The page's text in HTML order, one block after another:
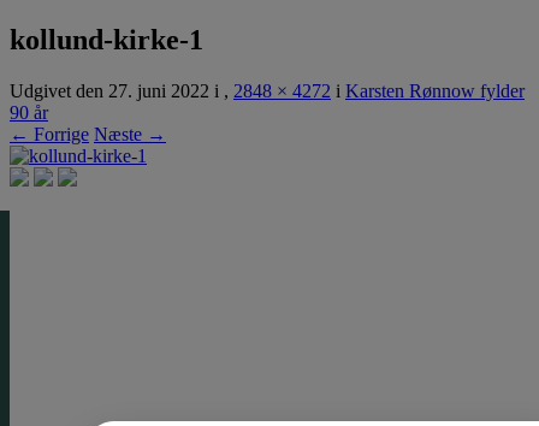
kollund-kirke-1
Udgivet den 27. juni 2022 i , 2848 × 4272 i Karsten Rønnow fylder
90 år
← Forrige Næste →